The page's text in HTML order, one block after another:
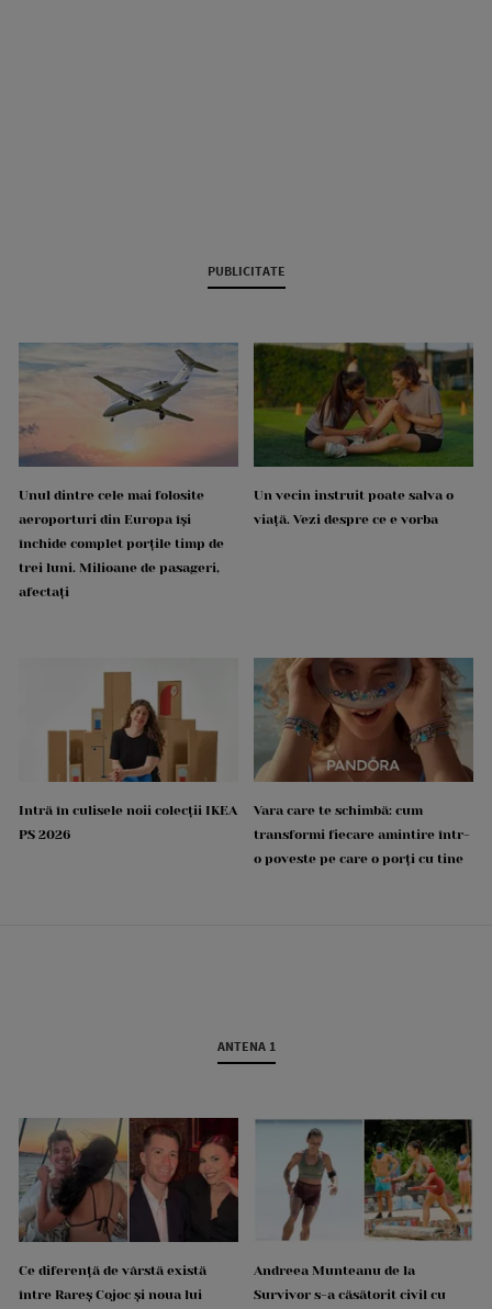
PUBLICITATE
Unul dintre cele mai folosite
aeroporturi din Europa își
închide complet porțile timp de
trei luni. Milioane de pasageri,
afectați
Un vecin instruit poate salva o
viață. Vezi despre ce e vorba
Intră în culisele noii colecții IKEA
PS 2026
Vara care te schimbă: cum
transformi fiecare amintire într-
o poveste pe care o porți cu tine
ANTENA 1
Ce diferență de vârstă există
între Rareș Cojoc și noua lui
Andreea Munteanu de la
Survivor s-a căsătorit civil cu